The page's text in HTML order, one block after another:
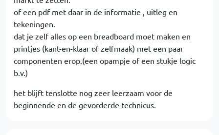
of een pdf met daar in de informatie , uitleg en
tekeningen.
dat je zelf alles op een breadboard moet maken en
printjes (kant-en-klaar of zelfmaak) met een paar
componenten erop.(een opampje of een stukje logic
b.v.)
het blijft tenslotte nog zeer leerzaam voor de
beginnende en de gevorderde technicus.